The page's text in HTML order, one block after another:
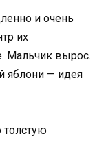
и очень
их
Мальчик вырос.
яблони — идея
толстую